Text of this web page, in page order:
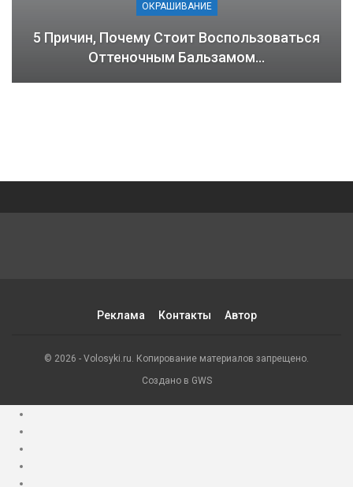
ОКРАШИВАНИЕ
5 Причин, Почему Стоит Воспользоваться
Оттеночным Бальзамом…
Реклама Контакты Автор
© 2026 - Volosyki.ru. Копирование материалов запрещено.
Создано в GWS